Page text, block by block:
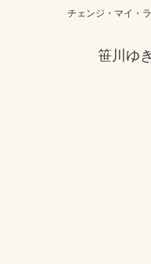
チェンジ・マイ・
笹川ゆ